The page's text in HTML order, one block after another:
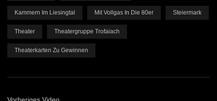
Kammern Im Liesingtal Mit Vollgas In Die 80er Steiermark
Theater Theatergruppe Trofaiach
Theaterkarten Zu Gewinnen